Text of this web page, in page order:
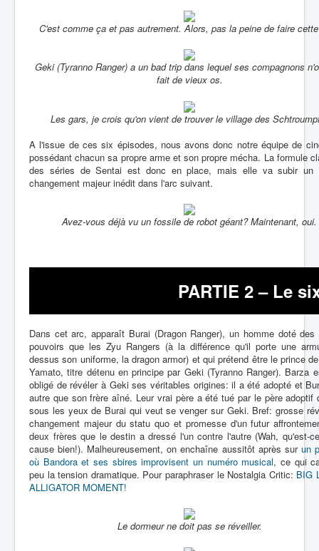
C'est comme ça et pas autrement. Alors, pas la peine de faire
Geki (Tyranno Ranger) a un bad trip dans lequel ses compagnons
fait de vieux os.
Les gars, je crois qu'on vient de trouver le village des
A l'issue de ces six épisodes, nous avons donc notre équipe de
possédant chacun sa propre arme et son propre mécha. La formule
des séries de Sentai est donc en place, mais elle va subir un
changement majeur inédit dans l'arc suivant.
Avez-vous déjà vu un fossile de robot géant? Maintenant, oui.
PARTIE 2 – Le
Dans cet arc, apparaît Burai (Dragon Ranger), un homme doté des
pouvoirs que les Zyu Rangers (à la différence qu'il porte une
dessus son uniforme, la dragon armor) et qui prétend être le prince
Yamato, titre détenu en principe par Geki (Tyranno Ranger). Barza
obligé de révéler à Geki ses véritables origines: il a été adopté et
autre que son frère aîné. Leur vrai père a été tué par le père adoptif
sous les yeux de Burai qui veut se venger sur Geki. Bref: grosse
changement majeur du statu quo et promesse d'un futur
deux frères que le destin a dressé l'un contre l'autre (Wah, qu'est-
cause bien!). Malheureusement, on enchaîne aussitôt après sur un
où Bandora et ses sbires improvisent un numéro musical, ce qui
peu la tension dramatique. Pour paraphraser le Nostalgia Critic: BIG
ALLIGATOR MOMENT!
Le dormeur ne doit pas se réveiller.